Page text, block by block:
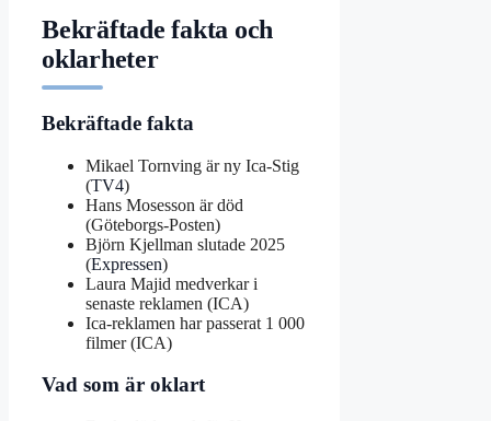
Bekräftade fakta och
oklarheter
Bekräftade fakta
Mikael Tornving är ny Ica-Stig
(TV4)
Hans Mosesson är död
(Göteborgs-Posten)
Björn Kjellman slutade 2025
(Expressen)
Laura Majid medverkar i
senaste reklamen (ICA)
Ica-reklamen har passerat 1 000
filmer (ICA)
Vad som är oklart